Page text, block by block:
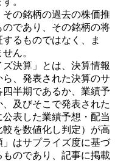
の銘柄の過去の株価推
であり、その銘柄の将
るものではなく、ま
ん。
決算」とは、決算情報
、発表された決算のサ
半期であるか、業績予
及びそこで発表された
表した業績予想・配当
を数値化し判定）が高
はサプライズ度に基づ
のであり、記事に掲載